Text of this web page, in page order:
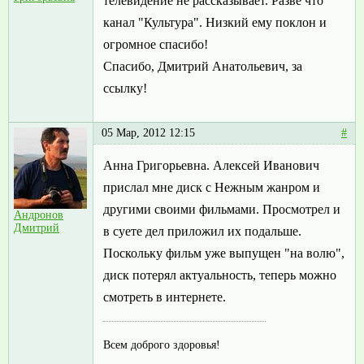
канал "Культура". Низкий ему поклон и
огромное спасибо!
Спасибо, Дмитрий Анатольевич, за
ссылку!
Андронов
Дмитрий
05 Мар, 2012 12:15 #
Анна Григорьевна. Алексей Иванович
прислал мне диск с Нежным жанром и
другими своими фильмами. Просмотрел и
в суете дел приложил их подальше.
Поскольку фильм уже выпущен "на волю",
диск потерял актуальность, теперь можно
смотреть в интернете.
Всем доброго здоровья!